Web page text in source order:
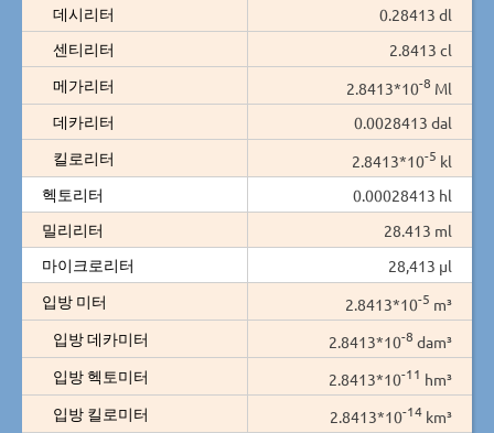
데시리터
0.28413 dl
센티리터
2.8413 cl
메가리터
2.8413*10-8 Ml
데카리터
0.0028413 dal
킬로리터
2.8413*10-5 kl
헥토리터
0.00028413 hl
밀리리터
28.413 ml
마이크로리터
28,413 µl
입방 미터
2.8413*10-5 m³
입방 데카미터
2.8413*10-8 dam³
입방 헥토미터
2.8413*10-11 hm³
입방 킬로미터
2.8413*10-14 km³